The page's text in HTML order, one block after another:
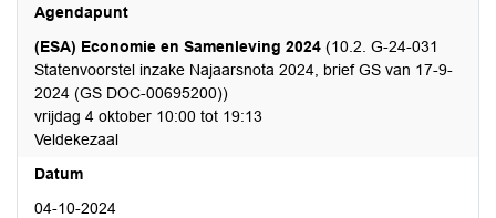
Agendapunt
(ESA) Economie en Samenleving 2024 (10.2. G-24-031
Statenvoorstel inzake Najaarsnota 2024, brief GS van 17-9-
2024 (GS DOC-00695200))
vrijdag 4 oktober 10:00 tot 19:13
Veldekezaal
Datum
04-10-2024